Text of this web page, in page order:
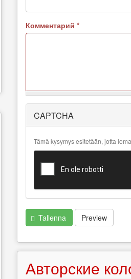
Комментарий *
about text
CAPTCHA
Tämä kysymys esitetään, jotta
Tallenna Preview
Авторские